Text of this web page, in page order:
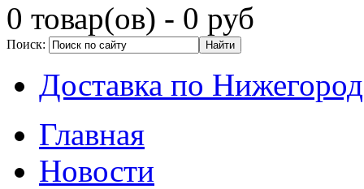
0 товар(ов) - 0 руб
Поиск:
Доставка по
Главная
Новости